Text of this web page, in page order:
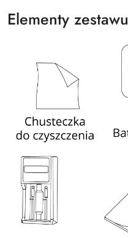
Elementy zestawu